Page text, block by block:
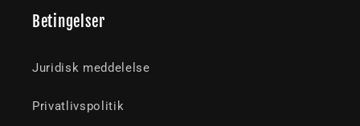
Betingelser
Juridisk meddelelse
Privatlivspolitik